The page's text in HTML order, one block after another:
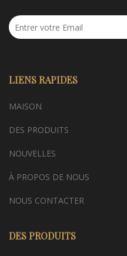
LIENS RAPIDES
MAISON
DES PRODUITS
NOUVELLES
À PROPOS DE NOUS
NOUS CONTACTER
DES PRODUITS